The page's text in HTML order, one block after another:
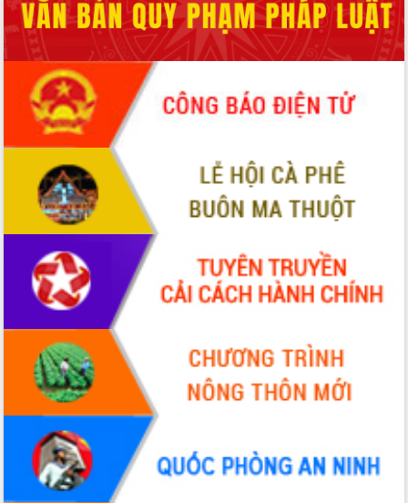
Tập huấn ứng dụng trí tuệ nhân tạo (AI)
trong thương mại điện tử năm 2026
Đoàn đại biểu Quốc hội tỉnh Đắk Lắk
trao đổi thông tin trước Kỳ họp thứ
nhất, Quốc hội khóa XVI
Quyết liệt cải cách hành chính, khơi
thông nguồn lực phát triển
Nâng cao hiệu lực, hiệu quả HĐND
tỉnh thông qua hiện đại hóa hành chính
Xã Ea Phê gắn cải cách hành chính với
chuyển đổi số
Phó Chủ tịch Thường trực UBND tỉnh
Hồ Thị Nguyên Thảo làm việc tại Trung
tâm Phục vụ hành chính công xã Ea
Phê
Xây dựng nền hành chính số đồng
hành cùng nông dân dân, doanh nghiệp
Giai đoạn 2026-2030, Đắk Lắk phấn
đấu có 77% xã đạt chuẩn nông thôn
Chuyển đổi số 'mở đường' cho nông
nghiệp Đắk Lắk tăng trưởng bứt phá
Triển khai đồng bộ đo đạc, lập hồ sơ
địa chính, hoàn thiện cơ sở dữ liệu đất